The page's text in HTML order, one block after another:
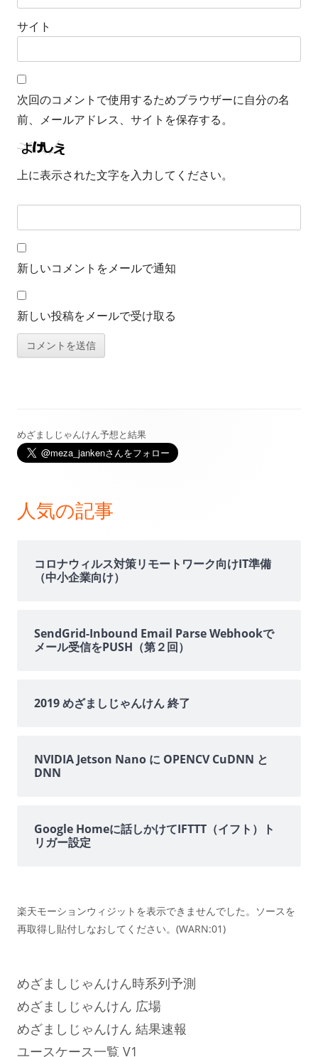
サイト
次回のコメントで使用するためブラウザーに自分の名
前、メールアドレス、サイトを保存する。
上に表示された文字を入力してください。
新しいコメントをメールで通知
新しい投稿をメールで受け取る
メ
ン
めざましじゃんけん予想と結果
人気の記事
コロナウィルス対策リモートワーク向けIT準備
（中小企業向け）
SendGrid-Inbound Email Parse Webhookで
メール受信をPUSH（第２回）
2019 めざましじゃんけん 終了
NVIDIA Jetson Nano に OPENCV CuDNN と
DNN
Google Homeに話しかけてIFTTT（イフト）ト
リガー設定
楽天モーションウィジットを表示できませんでした。ソースを
再取得し貼付しなおしてください。(WARN:01)
めざましじゃんけん時系列予測
めざましじゃんけん 広場
めざましじゃんけん 結果速報
ユースケース一覧 V1